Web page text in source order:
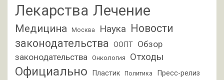
Лекарства Лечение
Медицина Москва Наука Новости
законодательства
ООПТ Обзор
законодательства
Онкология Отходы
Официально Пластик Политика Пресс-релиз